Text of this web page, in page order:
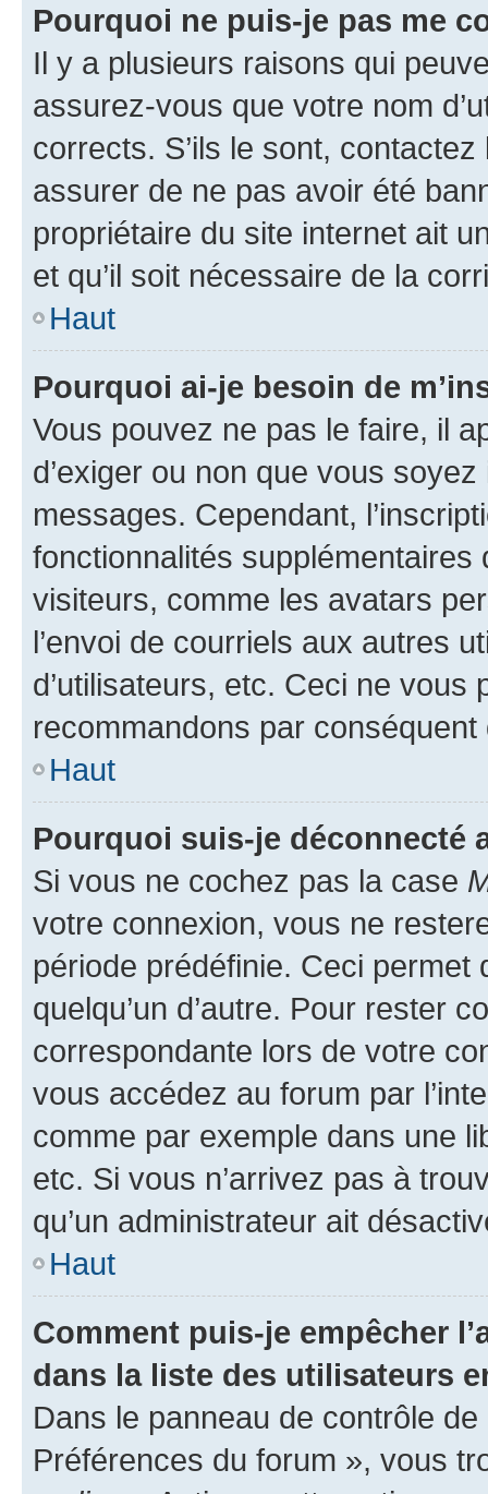
Pourquoi ne puis-je pas me
Il y a plusieurs raisons qui
assurez-vous que votre nom
corrects. S’ils le sont,
assurer de ne pas avoir été
propriétaire du site internet ait
et qu’il soit nécessaire de la
Haut
Pourquoi ai-je besoin de
Vous pouvez ne pas le faire, il
d’exiger ou non que vous
messages. Cependant,
fonctionnalités
visiteurs, comme les avatars
l’envoi de courriels aux autres
d’utilisateurs, etc. Ceci ne vous
recommandons par conséquent
Haut
Pourquoi suis-je déconnecté
Si vous ne cochez pas la case
votre connexion, vous ne
période prédéfinie. Ceci permet
quelqu’un d’autre. Pour rester
correspondante lors de votre
vous accédez au forum par
comme par exemple dans une
etc. Si vous n’arrivez pas à
qu’un administrateur ait
Haut
Comment puis-je empêcher
dans la liste des utilisateurs
Dans le panneau de contrôle
Préférences du forum », vous